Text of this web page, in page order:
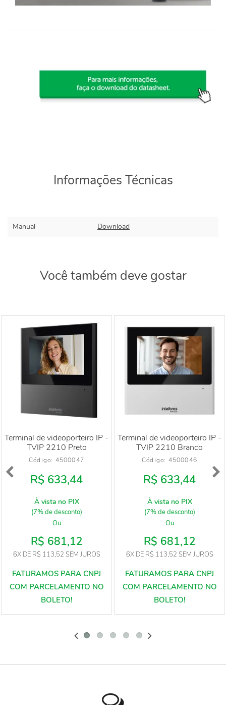
Informações Técnicas
Manual Download
Você também deve gostar
Terminal de videoporteiro IP -
TVIP 2210 Preto
Código: 4500047
R$ 633,44
À vista no PIX
(7% de desconto)
Ou
R$ 681,12
6XDE R$ 113,52 SEM JUROS
Terminal de videoporteiro IP -
TVIP 2210 Branco
Código: 4500046
R$ 633,44
À vista no PIX
(7% de desconto)
Ou
R$ 681,12
6XDE R$ 113,52 SEM JUROS